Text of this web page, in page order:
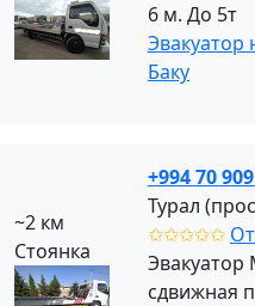
6 м. До 5т
Эвакуатор
Баку
~2 км
Стоянка
+994 70
Турал
✩✩✩✩✩
Эвакуатор
сдвижная